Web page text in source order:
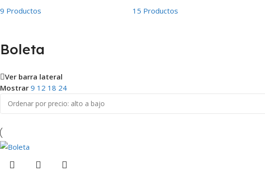
9 Productos 15 Productos
Boleta
Ver barra lateral
Mostrar 9 12 18 24